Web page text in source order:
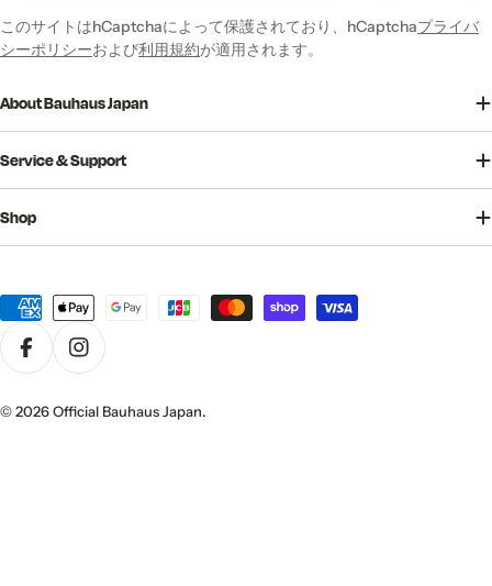
このサイトはhCaptchaによって保護されており、hCaptchaプライバ
シーポリシーおよび利用規約が適用されます。
About Bauhaus Japan
Service & Support
Shop
済
法
© 2026Official Bauhaus Japan.